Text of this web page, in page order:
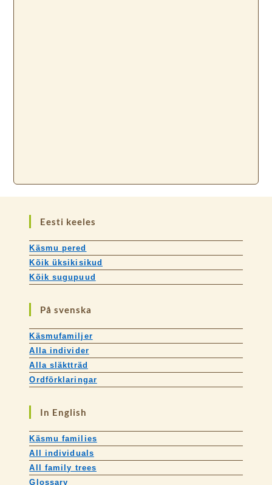
Eesti keeles
Käsmu pered
Kõik üksikisikud
Kõik sugupuud
På svenska
Käsmufamiljer
Alla individer
Alla släktträd
Ordförklaringar
In English
Käsmu families
All individuals
All family trees
Glossary